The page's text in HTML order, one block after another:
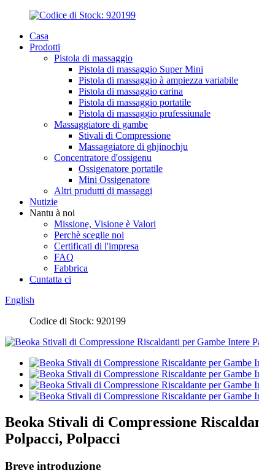
Casa
Prodotti
Pistola di massaggio
Pistola di massaggio Super Mini
Pistola di massaggio à ampiezza variabile
Pistola di massaggio carina
Pistola di massaggio portatile
Pistola di massaggio prufessiunale
Massaggiatore di gambe
Stivali di Compressione
Massaggiatore di ghjinochju
Concentratore d'ossigenu
Ossigenatore portatile
Mini Ossigenatore
Altri prudutti di massaggi
Nutizie
Nantu à noi
Missione, Visione è Valori
Perchè sceglie noi
Certificati di l'impresa
FAQ
Fabbrica
Cuntatta ci
English
Codice di Stock: 920199
Beoka Stivali di Compressione
Polpacci, Polpacci
Breve introduzione